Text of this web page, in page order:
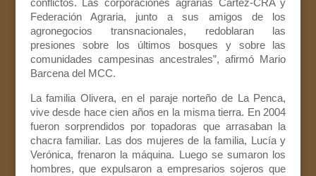
conflictos. Las corporaciones agrarias Cartez-CRA y
Federación Agraria, junto a sus amigos de los
agronegocios transnacionales, redoblaran las
presiones sobre los últimos bosques y sobre las
comunidades campesinas ancestrales”, afirmó Mario
Barcena del MCC.
La familia Olivera, en el paraje norteño de La Penca,
vive desde hace cien años en la misma tierra. En 2004
fueron sorprendidos por topadoras que arrasaban la
chacra familiar. Las dos mujeres de la familia, Lucía y
Verónica, frenaron la máquina. Luego se sumaron los
hombres, que expulsaron a empresarios sojeros que